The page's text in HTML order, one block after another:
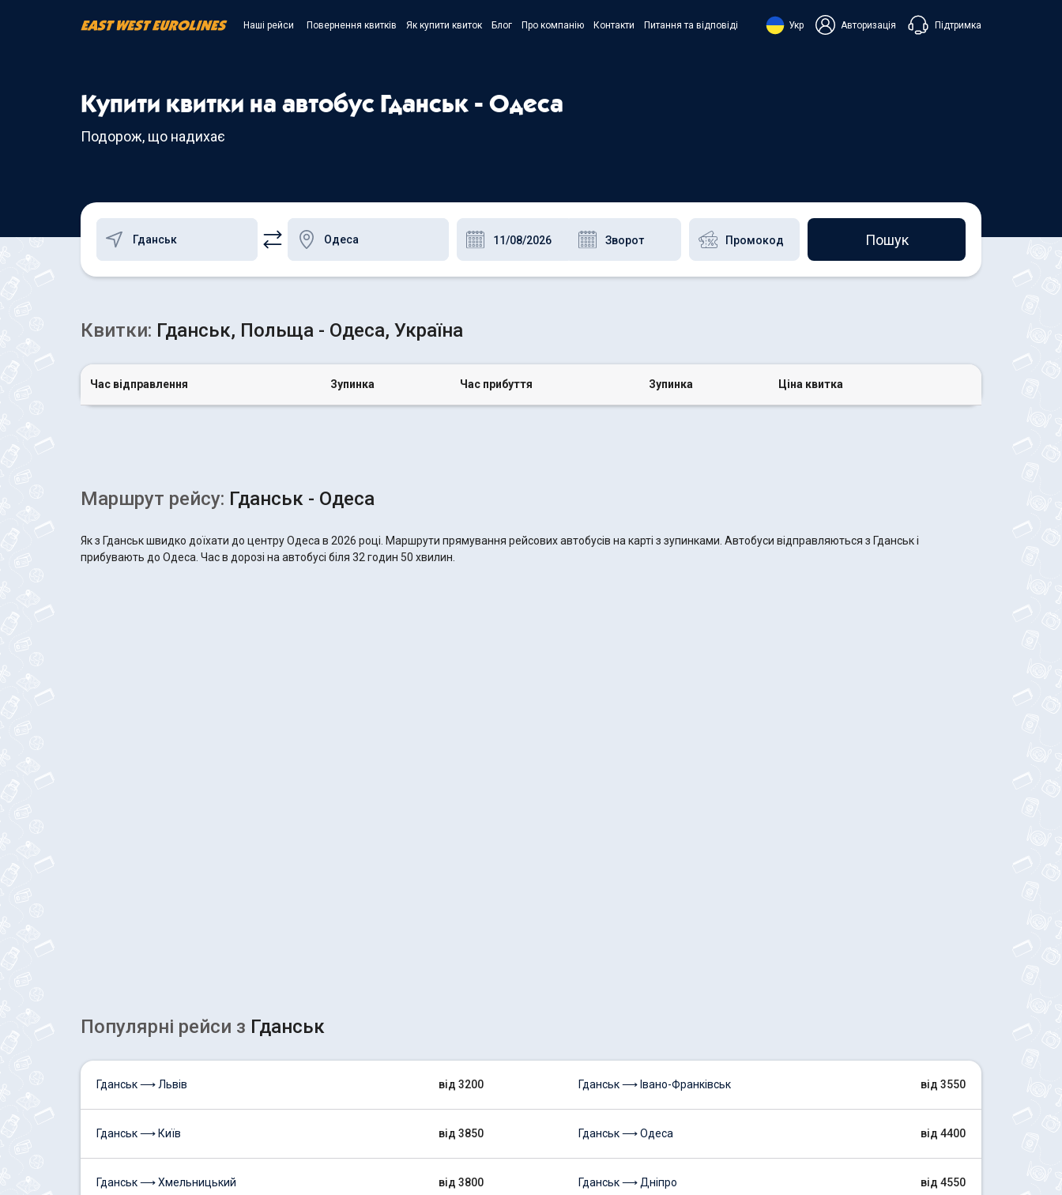
Наші рейси Повернення квитків Як купити квиток Блог Про компанію Контакти Питання та відповіді Укр Авторизація Підтримка
Чат в Messenger
Купити квитки на автобус Гданськ - Одеса
Подорож, що надихає
Пошук
Квитки: Гданськ, Польща - Одеса, Україна
Час відправлення Зупинка Час прибуття Зупинка Ціна квитка
Маршрут рейсу: Гданськ - Одеса
Як з Гданськ швидко доїхати до центру Одеса в 2026 році. Маршрути прямування рейсових автобусів на карті з зупинками. Автобуси відправляються з Гданськ і
прибувають до Одеса. Час в дорозі на автобусі біля 32 годин 50 хвилин.
Популярні рейcи з Гданськ
Гданськ ⟶ Львів від 3200
Гданськ ⟶ Київ від 3850
Гданськ ⟶ Хмельницький від 3800
Гданськ ⟶ Івано-Франківськ від 3550
Гданськ ⟶ Одеса від 4400
Гданськ ⟶ Дніпро від 4550